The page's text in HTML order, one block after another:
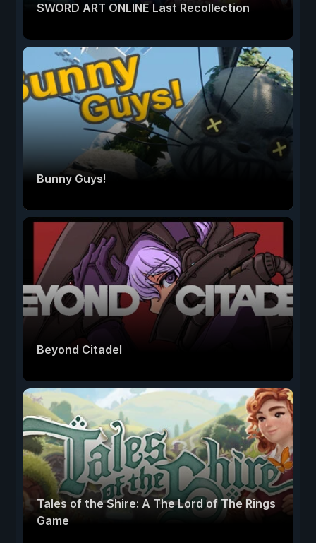
SWORD ART ONLINE Last Recollection
Bunny Guys!
Beyond Citadel
Tales of the Shire: A The Lord of The Rings
Game